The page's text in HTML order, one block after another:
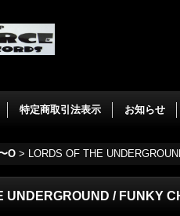
特定商取引法表示 お知らせ
O > LORDS OF THE
UNDERGROUND / FUNKY